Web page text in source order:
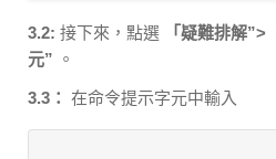
3.2: 接下來，點選
「疑難排解
元” 。
3.3： 在命令提示字元中輸入